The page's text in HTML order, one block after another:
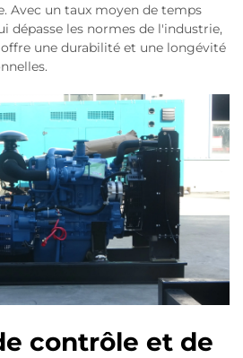
Avec un taux moyen de temps
dépasse les normes de l'industrie,
une durabilité et une longévité
contrôle et de